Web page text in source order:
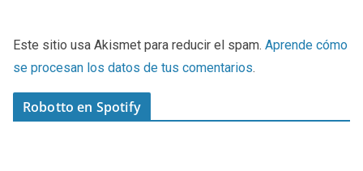
Este sitio usa Akismet para reducir el spam. Aprende cómo
se procesan los datos de tus comentarios.
Robotto en Spotify